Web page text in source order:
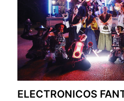
ELECTRONICOS